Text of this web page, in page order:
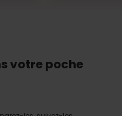
votre poche